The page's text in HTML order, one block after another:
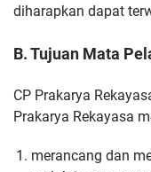
diharapkan dapat
B. Tujuan Mata
CP Prakarya
Prakarya Rekayasa
merancang dan